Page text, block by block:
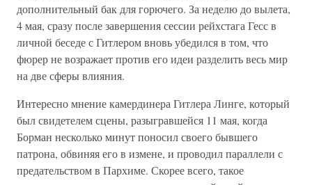
дополнительный бак для горючего. За неделю до вылета,
4 мая, сразу после завершения сессии рейхстага Гесс в
личной беседе с Гитлером вновь убедился в том, что
фюрер не возражает против его идеи разделить весь мир
на две сферы влияния.
Интересно мнение камердинера Гитлера Линге, который
был свидетелем сцены, разыгравшейся 11 мая, когда
Борман несколько минут поносил своего бывшего
патрона, обвиняя его в измене, и проводил параллели с
предательством в Пархиме. Скорее всего, такое